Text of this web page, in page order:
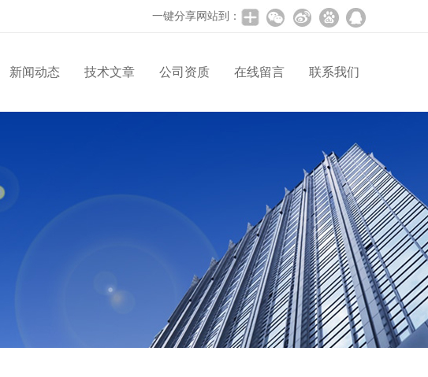
一键分享网站到：
新闻动态 技术文章 公司资质 在线留言 联系我们